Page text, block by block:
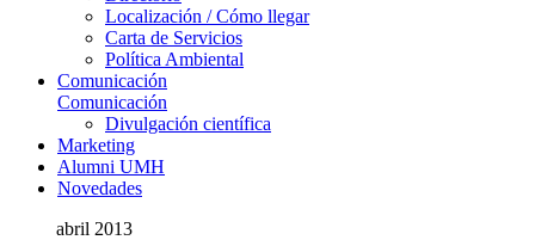
Localización / Cómo llegar
Carta de Servicios
Política Ambiental
Comunicación
Comunicación
Divulgación científica
Marketing
Alumni UMH
Novedades
abril 2013